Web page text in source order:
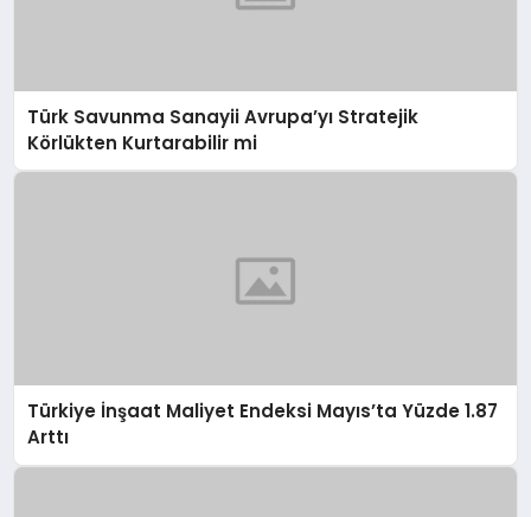
Türk Savunma Sanayii Avrupa’yı Stratejik
Körlükten Kurtarabilir mi
Türkiye İnşaat Maliyet Endeksi Mayıs’ta Yüzde 1.87
Arttı